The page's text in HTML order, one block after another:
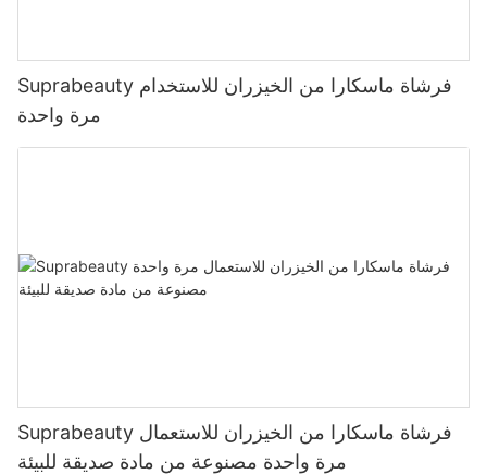
Suprabeauty فرشاة ماسكارا من الخيزران للاستخدام
مرة واحدة
Suprabeauty فرشاة ماسكارا من الخيزران للاستعمال
مرة واحدة مصنوعة من مادة صديقة للبيئة